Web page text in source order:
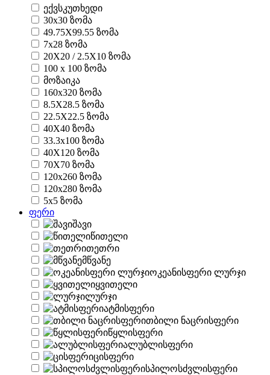
ექვსკუთხედი
30x30 ზომა
49.75X99.55 ზომა
7x28 ზომა
20X20 / 2.5X10 ზომა
100 x 100 ზომა
მოზაიკა
160x320 ზომა
8.5X28.5 ზომა
22.5X22.5 ზომა
40X40 ზომა
33.3x100 ზომა
40X120 ზომა
70X70 ზომა
120x260 ზომა
120x280 ზომა
5x5 ზომა
ფერი
შავი
წითელი
თეთრი
მწვანე
ოკეანისფერი ლურჯი
ყვითელი
ლურჯი
ატმისფერი
თბილი ნაცრისფერი
წყლისფერი
ალუბლისფერი
ცისფერი
სპილოსძვლისფერი